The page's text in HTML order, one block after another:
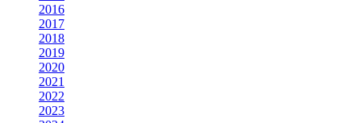
2016
2017
2018
2019
2020
2021
2022
2023